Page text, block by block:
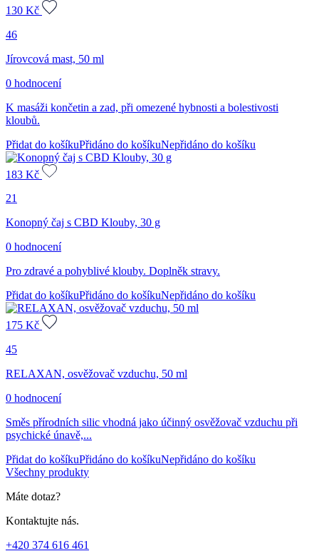
130 Kč
46
Jírovcová mast, 50 ml
0 hodnocení
K masáži končetin a zad, při omezené hybnosti a bolestivosti
kloubů.
Přidat do košíkuPřidáno do košíkuNepřidáno do košíku
183 Kč
21
Konopný čaj s CBD Klouby, 30 g
0 hodnocení
Pro zdravé a pohyblivé klouby. Doplněk stravy.
Přidat do košíkuPřidáno do košíkuNepřidáno do košíku
175 Kč
45
RELAXAN, osvěžovač vzduchu, 50 ml
0 hodnocení
Směs přírodních silic vhodná jako účinný osvěžovač vzduchu při
psychické únavě,...
Přidat do košíkuPřidáno do košíkuNepřidáno do košíku
Všechny produkty
Máte dotaz?
Kontaktujte nás.
+420 374 616 461